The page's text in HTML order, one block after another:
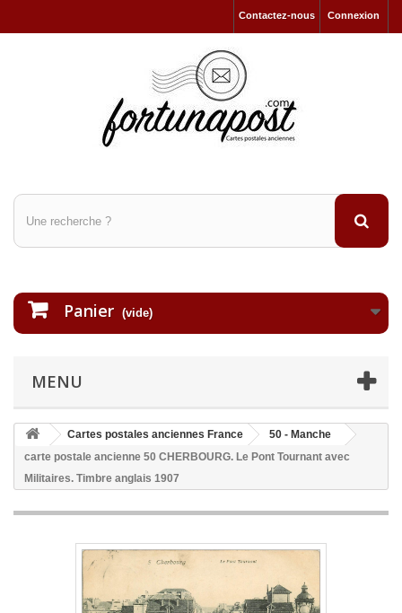
Connexion
Contactez-nous
Panier (vide)
MENU
Cartes postales anciennes France
50 - Manche
carte postale ancienne 50 CHERBOURG. Le Pont Tournant avec
Militaires. Timbre anglais 1907